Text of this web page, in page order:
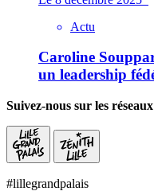
Actu
Caroline
un leadership
Suivez-nous sur les
#lillegrandpalais